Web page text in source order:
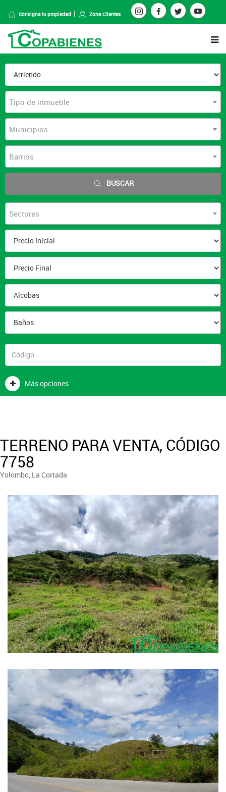
Consigna tu propiedad Zona Clientes
Tipo de inmueble
Municipios
Barrios
BUSCAR
Sectores
Más opciones
TERRENO PARA VENTA, CÓDIGO
7758
Yolombo, La Cortada